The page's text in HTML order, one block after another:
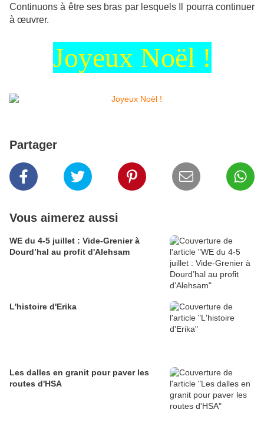
Continuons à être ses bras par lesquels Il pourra continuer
à œuvrer.
Joyeux Noël !
Partager
Vous aimerez aussi
WE du 4-5 juillet : Vide-Grenier à
Dourd’hal au profit d'Alehsam
L'histoire d'Erika
Les dalles en granit pour paver les
routes d'HSA